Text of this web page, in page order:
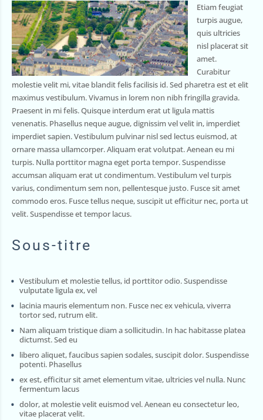
Etiam feugiat
turpis augue,
quis ultricies
nisl placerat sit
amet.
Curabitur
molestie velit mi, vitae blandit felis facilisis id. Sed pharetra est et elit
maximus vestibulum. Vivamus in lorem non nibh fringilla gravida.
Praesent in mi felis. Quisque interdum erat ut ligula mattis
venenatis. Phasellus neque augue, dignissim vel velit in, imperdiet
imperdiet sapien. Vestibulum pulvinar nisl sed lectus euismod, at
ornare massa ullamcorper. Aliquam erat volutpat. Aenean eu mi
turpis. Nulla porttitor magna eget porta tempor. Suspendisse
accumsan aliquam erat ut condimentum. Vestibulum vel turpis
varius, condimentum sem non, pellentesque justo. Fusce sit amet
commodo eros. Fusce tellus neque, suscipit ut efficitur nec, porta ut
velit. Suspendisse et tempor lacus.
Sous-titre
Vestibulum et molestie tellus, id porttitor odio. Suspendisse
vulputate ligula ex, vel
lacinia mauris elementum non. Fusce nec ex vehicula, viverra
tortor sed, rutrum elit.
Nam aliquam tristique diam a sollicitudin. In hac habitasse platea
dictumst. Sed eu
libero aliquet, faucibus sapien sodales, suscipit dolor. Suspendisse
potenti. Phasellus
ex est, efficitur sit amet elementum vitae, ultricies vel nulla. Nunc
fermentum lacus
dolor, at molestie velit euismod vel. Aenean eu consectetur leo,
vitae placerat velit.